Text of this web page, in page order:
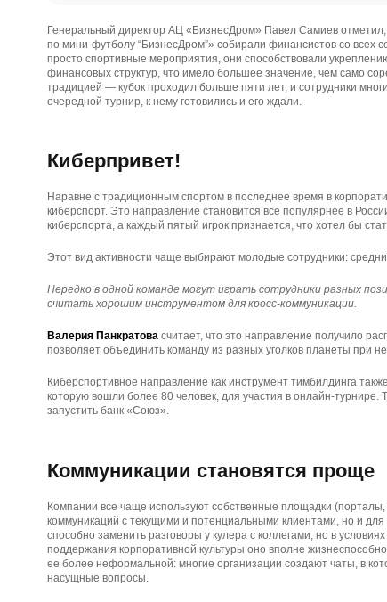
Генеральный директор АЦ «БизнесДром» Павел Самиев
по мини-футболу “БизнесДром”» собирали финансистов со всех
просто спортивные мероприятия, они способствовали
финансовых структур, что имело большее значение, чем само
традицией — кубок проходил больше пяти лет, и сотрудники
очередной турнир, к нему готовились и его ждали.
Киберпривет!
Наравне с традиционным спортом в последнее время в
киберспорт. Это направление становится все популярнее в
киберспорта, а каждый пятый игрок признается, что хотел бы
Этот вид активности чаще выбирают молодые сотрудники:
Нередко в одной команде могут играть сотрудники разных
считать хорошим инструментом для кросс-коммуникации.
Валерия Панкратова считает, что это направление получило
позволяет объединить команду из разных уголков планеты при
Киберспортивное направление как инструмент тимбилдинга
которую вошли более 80 человек, для участия в онлайн-
запустить банк «Союз».
Коммуникации становятся проще
Компании все чаще используют собственные площадки
коммуникаций с текущими и потенциальными клиентами, но и
способно заменить разговоры у кулера с коллегами, но в
поддержания корпоративной культуры оно вполне
ее более неформальной: многие организации создают чаты, в
насущные вопросы.